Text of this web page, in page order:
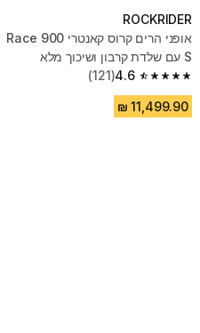
ROCKRIDER
אופני הרים קרוס קאנטרי Race 900
S עם שלדת קרבון ושיכוך מלא
4.6
4.6 out of 5 stars from 121 reviews
(121)